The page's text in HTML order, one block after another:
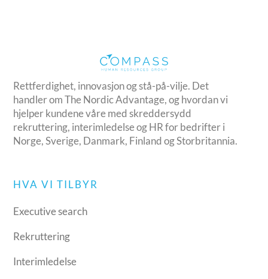
Rettferdighet, innovasjon og stå-på-vilje. Det
handler om The Nordic Advantage, og hvordan vi
hjelper kundene våre med skreddersydd
rekruttering, interimledelse og HR for bedrifter i
Norge, Sverige, Danmark, Finland og Storbritannia.
HVA VI TILBYR
Executive search
Rekruttering
Interimledelse